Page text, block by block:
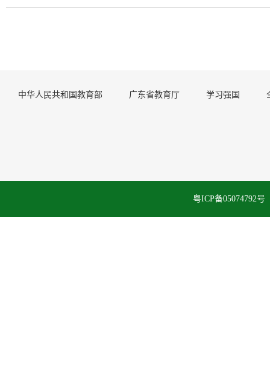
中华人民共和国教育部 广东省教育厅 学习强国
粤ICP备05074792